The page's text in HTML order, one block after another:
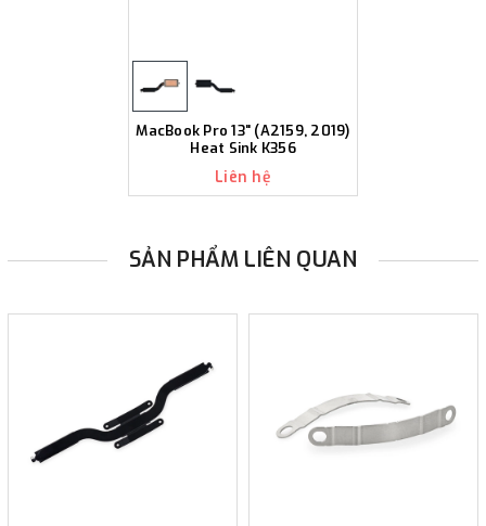
MacBook Pro 13" (A2159, 2019)
Heat Sink K356
Liên hệ
SẢN PHẨM LIÊN QUAN